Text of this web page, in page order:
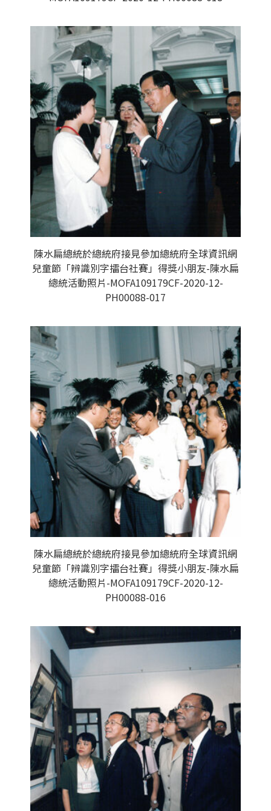
陳水扁總統於總統府接見參加總統府全球資訊網
兒童節「辨識別字擂台社賽」得獎小朋友-陳水扁
總統活動照片-MOFA109179CF-2020-12-
PH00088-017
陳水扁總統於總統府接見參加總統府全球資訊網
兒童節「辨識別字擂台社賽」得獎小朋友-陳水扁
總統活動照片-MOFA109179CF-2020-12-
PH00088-016